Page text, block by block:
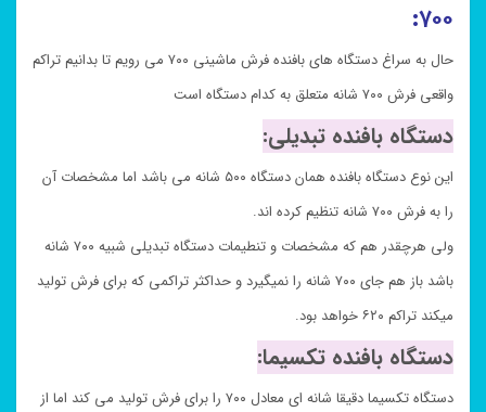
۷۰۰:
حال به سراغ دستگاه های بافنده فرش ماشینی ۷۰۰ می رویم تا بدانیم تراکم
واقعی فرش ۷۰۰ شانه متعلق به کدام دستگاه است
دستگاه بافنده تبدیلی:
این نوع دستگاه بافنده همان دستگاه ۵۰۰ شانه می باشد اما مشخصات آن
را به فرش ۷۰۰ شانه تنظیم کرده اند.
ولی هرچقدر هم که مشخصات و تنطیمات دستگاه تبدیلی شبیه ۷۰۰ شانه
باشد باز هم جای ۷۰۰ شانه را نمیگیرد و حداکثر تراکمی که برای فرش تولید
میکند تراکم ۶۲۰ خواهد بود.
دستگاه بافنده تکسیما:
دستگاه تکسیما دقیقا شانه ای معادل ۷۰۰ را برای فرش تولید می کند اما از